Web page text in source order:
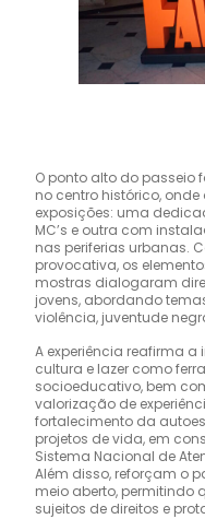
O ponto alto do passeio
no centro histórico,
exposições: uma
MC’s e outra com
nas periferias urbanas.
provocativa, os
mostras dialogaram
jovens, abordando
violência, juventude
A experiência reafirma
cultura e lazer como
socioeducativo, bem
valorização de
fortalecimento da
projetos de vida, em
Sistema Nacional de
Além disso, reforçam o
meio aberto, permitindo
sujeitos de direitos e